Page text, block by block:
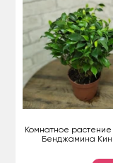
Комнатное растение
Бенджамина